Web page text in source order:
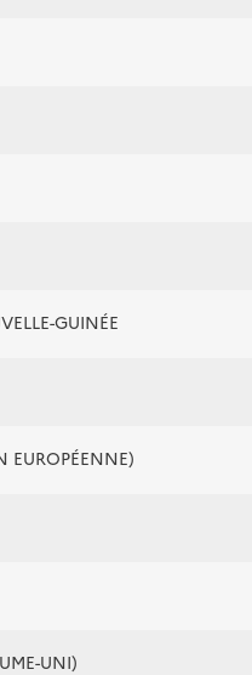
GUINÉE
EUROPÉENNE)
UNI)